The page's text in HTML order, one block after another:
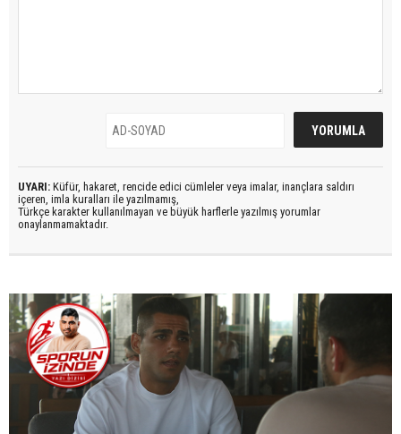
UYARI: Küfür, hakaret, rencide edici cümleler veya imalar, inançlara saldırı
içeren, imla kuralları ile yazılmamış,
Türkçe karakter kullanılmayan ve büyük harflerle yazılmış yorumlar
onaylanmamaktadır.